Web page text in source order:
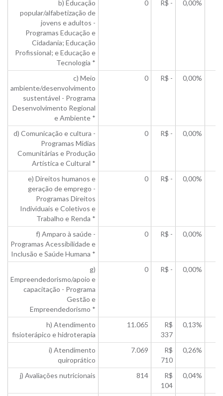
b) Educação
popular/alfabetização de
jovens e adultos -
Programas Educação e
Cidadania; Educação
Profissional; e Educação e
Tecnologia *
0 R$ - 0,00%
c) Meio
ambiente/desenvolvimento
sustentável - Programa
Desenvolvimento Regional
e Ambiente *
0 R$ - 0,00%
d) Comunicação e cultura -
Programas Mídias
Comunitárias e Produção
Artística e Cultural *
0 R$ - 0,00%
e) Direitos humanos e
geração de emprego -
Programas Direitos
Individuais e Coletivos e
Trabalho e Renda *
0 R$ - 0,00%
f) Amparo à saúde -
Programas Acessibilidade e
Inclusão e Saúde Humana *
0 R$ - 0,00%
g)
Empreendedorismo/apoio e
capacitação - Programa
Gestão e
Empreendedorismo *
0 R$ - 0,00%
h) Atendimento
fisioterápico e hidroterapia
11.065
R$
337
0,13%
i) Atendimento
quiroprático
7.069
R$
710
0,26%
j) Avaliações nutricionais 814
R$
104
0,04%